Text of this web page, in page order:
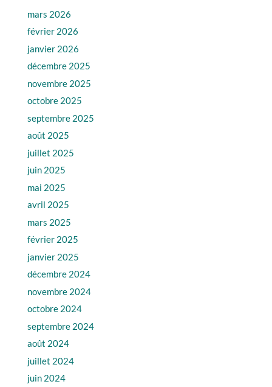
mars 2026
février 2026
janvier 2026
décembre 2025
novembre 2025
octobre 2025
septembre 2025
août 2025
juillet 2025
juin 2025
mai 2025
avril 2025
mars 2025
février 2025
janvier 2025
décembre 2024
novembre 2024
octobre 2024
septembre 2024
août 2024
juillet 2024
juin 2024